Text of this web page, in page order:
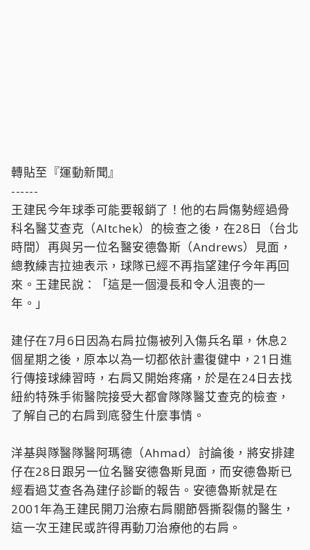
轉貼至『運動新聞』
------
王建民今年球季可能要報銷了！他的右肩傷勢經過骨
科名醫艾查克（Altchek）的檢查之後，在28日（台北
時間）再與另一位名醫安德魯斯（Andrews）見面，
總教練吉拉迪表示，球隊已經不再指望建仔今年再回
來。王建民說：「這是一個漫長和令人沮喪的一
年。」
建仔在7月6日因為右肩拉傷被列入傷兵名單，休息2
個星期之後，原本以為一切都依計畫復健中，21日進
行傳接球練習時，右肩又開始疼痛，於是在24日去找
紐約特殊手術醫院接受大都會隊隊醫艾查克的檢查，
了解自己的右肩到底發生什麼事情。
洋基與隊醫隊醫阿瑪德（Ahmad）討論後，將安排建
仔在28日跟另一位名醫安德魯斯見面，而安德魯斯已
經看過艾查各為建仔診斷的報告。安德魯斯就是在
2001年為王建民開刀治療右肩關節唇撕裂傷的醫生，
這一次王建民或許得再動刀治療他的右肩。